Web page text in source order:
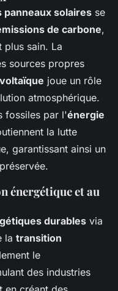
solaires se
de carbone,
plus sain. La
sources propres
joue un rôle
atmosphérique.
fossiles par l'énergie
la lutte
garantissant ainsi un
énergétique et au
durables via
la transition
le
des industries